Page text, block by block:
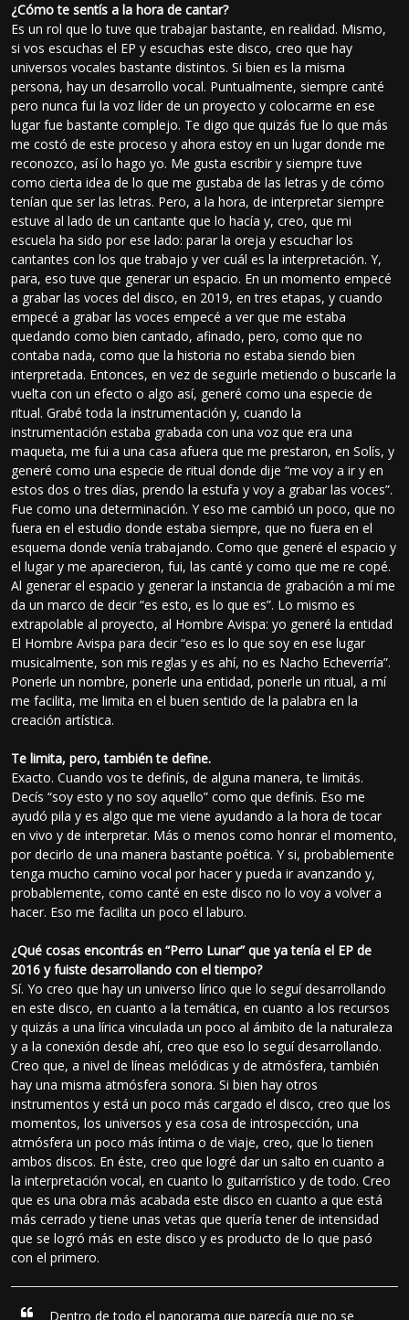
¿Cómo te sentís a la hora de cantar?
Es un rol que lo tuve que trabajar bastante, en realidad. Mismo,
si vos escuchas el EP y escuchas este disco, creo que hay
universos vocales bastante distintos. Si bien es la misma
persona, hay un desarrollo vocal. Puntualmente, siempre canté
pero nunca fui la voz líder de un proyecto y colocarme en ese
lugar fue bastante complejo. Te digo que quizás fue lo que más
me costó de este proceso y ahora estoy en un lugar donde me
reconozco, así lo hago yo. Me gusta escribir y siempre tuve
como cierta idea de lo que me gustaba de las letras y de cómo
tenían que ser las letras. Pero, a la hora, de interpretar siempre
estuve al lado de un cantante que lo hacía y, creo, que mi
escuela ha sido por ese lado: parar la oreja y escuchar los
cantantes con los que trabajo y ver cuál es la interpretación. Y,
para, eso tuve que generar un espacio. En un momento empecé
a grabar las voces del disco, en 2019, en tres etapas, y cuando
empecé a grabar las voces empecé a ver que me estaba
quedando como bien cantado, afinado, pero, como que no
contaba nada, como que la historia no estaba siendo bien
interpretada. Entonces, en vez de seguirle metiendo o buscarle la
vuelta con un efecto o algo así, generé como una especie de
ritual. Grabé toda la instrumentación y, cuando la
instrumentación estaba grabada con una voz que era una
maqueta, me fui a una casa afuera que me prestaron, en Solís, y
generé como una especie de ritual donde dije “me voy a ir y en
estos dos o tres días, prendo la estufa y voy a grabar las voces”.
Fue como una determinación. Y eso me cambió un poco, que no
fuera en el estudio donde estaba siempre, que no fuera en el
esquema donde venía trabajando. Como que generé el espacio y
el lugar y me aparecieron, fui, las canté y como que me re copé.
Al generar el espacio y generar la instancia de grabación a mí me
da un marco de decir “es esto, es lo que es”. Lo mismo es
extrapolable al proyecto, al Hombre Avispa: yo generé la entidad
El Hombre Avispa para decir “eso es lo que soy en ese lugar
musicalmente, son mis reglas y es ahí, no es Nacho Echeverría”.
Ponerle un nombre, ponerle una entidad, ponerle un ritual, a mí
me facilita, me limita en el buen sentido de la palabra en la
creación artística.
Te limita, pero, también te define.
Exacto. Cuando vos te definís, de alguna manera, te limitás.
Decís “soy esto y no soy aquello” como que definís. Eso me
ayudó pila y es algo que me viene ayudando a la hora de tocar
en vivo y de interpretar. Más o menos como honrar el momento,
por decirlo de una manera bastante poética. Y si, probablemente
tenga mucho camino vocal por hacer y pueda ir avanzando y,
probablemente, como canté en este disco no lo voy a volver a
hacer. Eso me facilita un poco el laburo.
¿Qué cosas encontrás en “Perro Lunar” que ya tenía el EP de
2016 y fuiste desarrollando con el tiempo?
Sí. Yo creo que hay un universo lírico que lo seguí desarrollando
en este disco, en cuanto a la temática, en cuanto a los recursos
y quizás a una lírica vinculada un poco al ámbito de la naturaleza
y a la conexión desde ahí, creo que eso lo seguí desarrollando.
Creo que, a nivel de líneas melódicas y de atmósfera, también
hay una misma atmósfera sonora. Si bien hay otros
instrumentos y está un poco más cargado el disco, creo que los
momentos, los universos y esa cosa de introspección, una
atmósfera un poco más íntima o de viaje, creo, que lo tienen
ambos discos. En éste, creo que logré dar un salto en cuanto a
la interpretación vocal, en cuanto lo guitarrístico y de todo. Creo
que es una obra más acabada este disco en cuanto a que está
más cerrado y tiene unas vetas que quería tener de intensidad
que se logró más en este disco y es producto de lo que pasó
con el primero.
Dentro de todo el panorama que parecía que no se